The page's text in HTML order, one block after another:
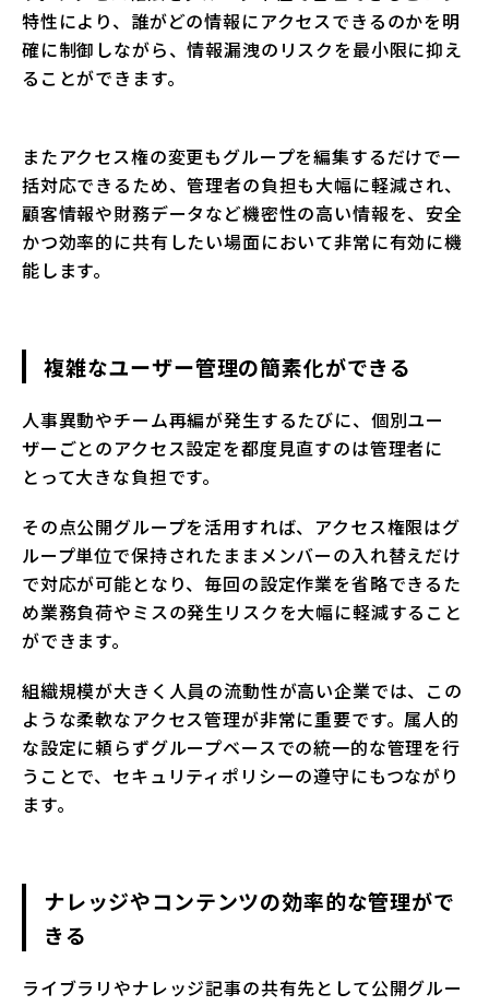
特性により、誰がどの情報にアクセスできるのかを明
確に制御しながら、情報漏洩のリスクを最小限に抑え
ることができます。
またアクセス権の変更もグループを編集するだけで一
括対応できるため、管理者の負担も大幅に軽減され、
顧客情報や財務データなど機密性の高い情報を、安全
かつ効率的に共有したい場面において非常に有効に機
能します。
複雑なユーザー管理の簡素化ができる
人事異動やチーム再編が発生するたびに、個別ユー
ザーごとのアクセス設定を都度見直すのは管理者に
とって大きな負担です。
その点公開グループを活用すれば、アクセス権限はグ
ループ単位で保持されたままメンバーの入れ替えだけ
で対応が可能となり、毎回の設定作業を省略できるた
め業務負荷やミスの発生リスクを大幅に軽減すること
ができます。
組織規模が大きく人員の流動性が高い企業では、この
ような柔軟なアクセス管理が非常に重要です。属人的
な設定に頼らずグループベースでの統一的な管理を行
うことで、セキュリティポリシーの遵守にもつながり
ます。
ナレッジやコンテンツの効率的な管理がで
きる
ライブラリやナレッジ記事の共有先として公開グルー